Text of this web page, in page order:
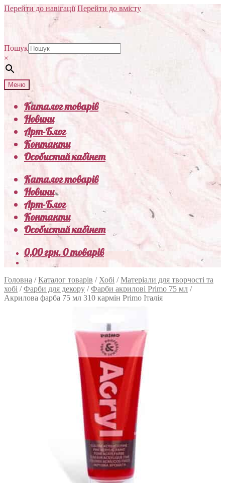
Перейти до навігації Перейти до вмісту
Пошук
×
Меню
Каталог товарів
Новини
Арт-Блог
Контакти
Особистий кабінет
Каталог товарів
Новини
Арт-Блог
Контакти
Особистий кабінет
0,00грн.0 товарів
Головна /Каталог товарів / Хобі /Матеріали для творчості та
хобі /Фарби для декору /Фарби акрилові Primo 75 мл /
Акрилова фарба 75 мл 310 кармін Primo Італія